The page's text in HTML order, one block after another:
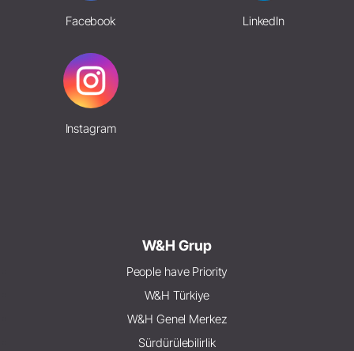
Facebook LinkedIn
Instagram
W&H Grup
People have Priority
W&H Türkiye
W&H Genel Merkez
Sürdürülebilirlik